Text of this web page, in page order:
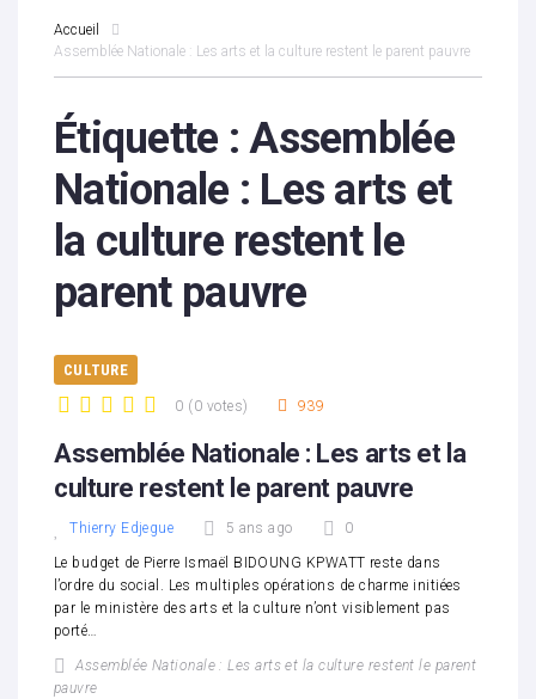
Accueil
Assemblée Nationale : Les arts et la culture restent le parent pauvre
Étiquette :Assemblée
Nationale : Les arts et
la culture restent le
parent pauvre
CULTURE
0 ( 0 votes) 939
Assemblée Nationale : Les arts et la
culture restent le parent pauvre
Thierry Edjegue 5 ans ago 0
Le budget de Pierre Ismaël BIDOUNG KPWATT reste dans
l’ordre du social. Les multiples opérations de charme initiées
par le ministère des arts et la culture n’ont visiblement pas
porté…
Assemblée Nationale : Les arts et la culture restent le parent
pauvre